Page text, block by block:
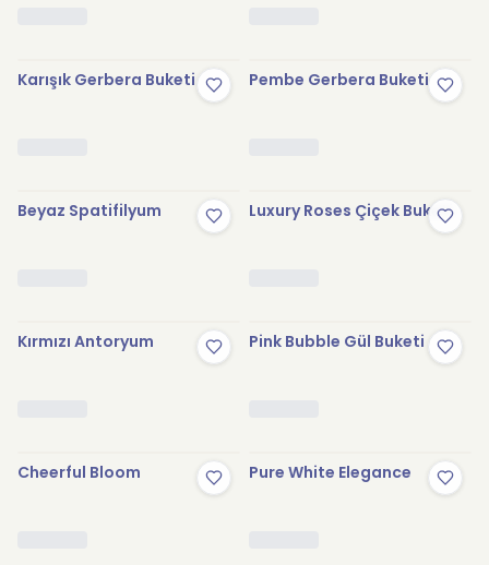
Karışık Gerbera Buketi Pembe Gerbera Buketi
Beyaz Spatifilyum Luxury Roses Çiçek Buketi
Kırmızı Antoryum Pink Bubble Gül Buketi
Cheerful Bloom Pure White Elegance